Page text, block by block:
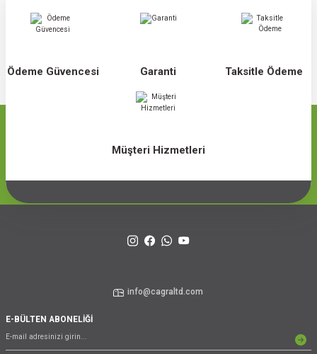
Ödeme Güvencesi Garanti Taksitle Ödeme
Müşteri Hizmetleri
info@cagraltd.com
E-BÜLTEN ABONELİĞİ